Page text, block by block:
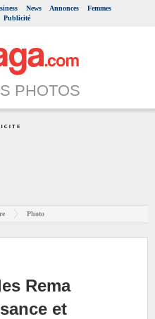
News Annonces
Femmes
Publicité
PHOTOS
Photo
Rema
et